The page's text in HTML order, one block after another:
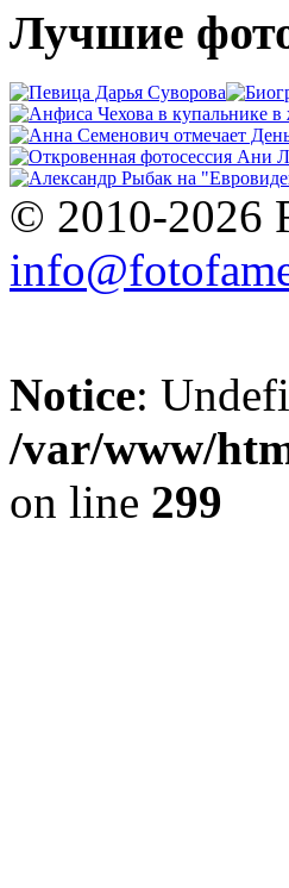
Лучшие
© 2010-2026
Notice:
/var/www/
on line 299